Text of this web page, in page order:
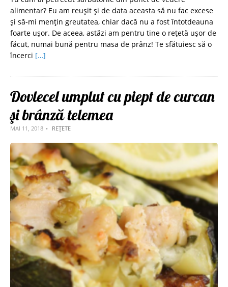
alimentar? Eu am reușit și de data aceasta să nu fac excese
și să-mi mențin greutatea, chiar dacă nu a fost întotdeauna
foarte ușor. De aceea, astăzi am pentru tine o rețetă ușor de
făcut, numai bună pentru masa de prânz! Te sfătuiesc să o
încerci […]
Dovlecel umplut cu piept de curcan
şi brânză telemea
MAI 11, 2018 REȚETE